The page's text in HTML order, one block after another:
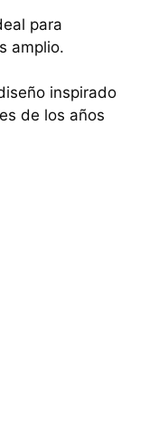
para
amplio.
inspirado
de los años